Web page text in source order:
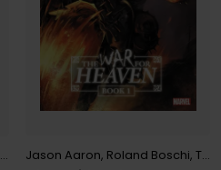
Lewis Larosa,Rick Remender,
Jason Aaron, Roland Boschi,Tan Eng Huat